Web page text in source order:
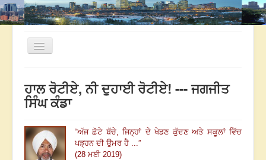
Toggle
ਰਚਨਾਵਾਂ
ਸੰਪਰਕ
We have 139 guests and no members online
ਹਾਲ ਰੋਟੀਏ, ਨੀ ਦੁਹਾਈ ਰੋਟੀਏ! --- ਜਗਜੀਤ
ਸਿੰਘ ਕੰਡਾ
“ਅੱਜ ਛੋਟੇ ਬੱਚੇ, ਜਿਨ੍ਹਾਂ ਦੇ ਖੇਡਣ ਕੁੱਦਣ ਅਤੇ ਸਕੂਲਾਂ ਵਿੱਚ
ਪੜ੍ਹਨ ਦੀ ਉਮਰ ਹੈ ...”
(28 ਮਈ 2019)